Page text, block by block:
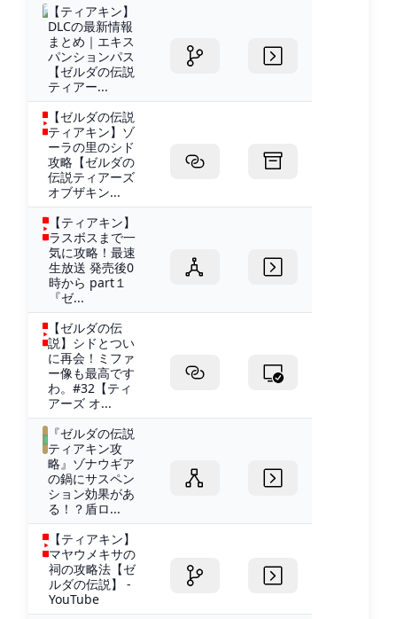
【ティアキン】
DLCの最新情報
まとめ｜エキス
パンションパス
【ゼルダの伝説
ティアー...
【ゼルダの伝説
ティアキン】ゾ
ーラの里のシド
攻略【ゼルダの
伝説ティアーズ
オブザキン...
【ティアキン】
ラスボスまで一
気に攻略！最速
生放送 発売後0
時から part１
『ゼ...
【ゼルダの伝
説】シドとつい
に再会！ミファ
ー像も最高です
わ。#32【ティ
アーズ オ...
『ゼルダの伝説
ティアキン攻
略』ゾナウギア
の鍋にサスペン
ション効果があ
る！？盾ロ...
【ティアキン】
マヤウメキサの
祠の攻略法【ゼ
ルダの伝説】 -
YouTube